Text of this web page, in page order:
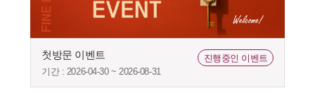
첫방문 이벤트
기간 : 2026-04-30 ~ 2026-08-31
진행중인 이벤트